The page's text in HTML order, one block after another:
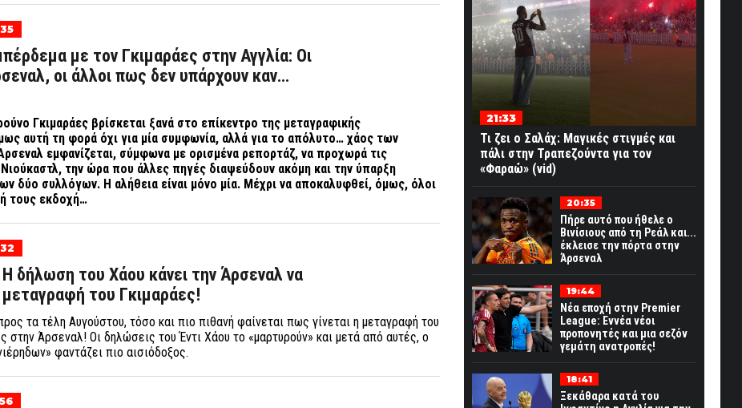
με τον Γκιμαράες στην Αγγλία: Οι
οι άλλοι πως δεν υπάρχουν καν…
Γκιμαράες βρίσκεται ξανά στο επίκεντρο της μεταγραφικής
αυτή τη φορά όχι για μία συμφωνία, αλλά για το απόλυτο… χάος των
εμφανίζεται, σύμφωνα με ορισμένα ρεπορτάζ, να προχωρά τις
την ώρα που άλλες πηγές διαψεύδουν ακόμη και την ύπαρξη
δύο συλλόγων. Η αλήθεια είναι μόνο μία. Μέχρι να αποκαλυφθεί, όμως, όλοι
τους εκδοχή…
Η δήλωση του Χάου κάνει την Άρσεναλ να
μεταγραφή του Γκιμαράες!
τα τέλη Αυγούστου, τόσο και πιο πιθανή φαίνεται πως γίνεται η μεταγραφή του
στην Άρσεναλ! Οι δηλώσεις του Έντι Χάου το «μαρτυρούν» και μετά από αυτές, ο
φαντάζει πιο αισιόδοξος.
21:33
Τι ζει ο Σαλάχ: Μαγικές στιγμές και
πάλι στην Τραπεζούντα για τον
«Φαραώ» (vid)
20:35
Πήρε αυτό που ήθελε ο
Βινίσιους από τη Ρεάλ και...
έκλεισε την πόρτα στην
Άρσεναλ
19:44
Νέα εποχή στην Premier
League: Εννέα νέοι
προπονητές και μια σεζόν
γεμάτη ανατροπές!
18:41
Ξεκάθαρα κατά του